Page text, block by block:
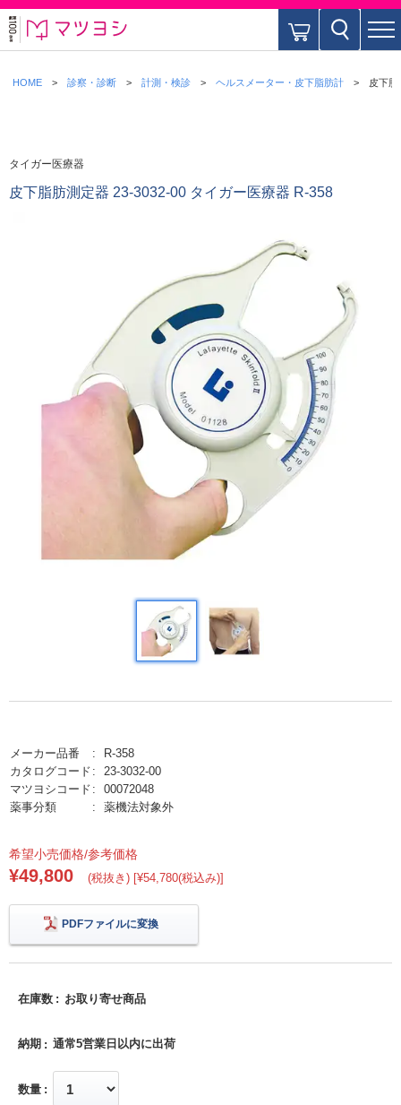
HOME 診察・診断 計測・検診 ヘルスメーター・皮下脂肪計 皮下
タイガー医療器
皮下脂肪測定器 23-3032-00 タイガー医療器 R-358
メーカー品番
R-358
カタログコード
23-3032-00
マツヨシコード
00072048
薬事分類
薬機法対象外
希望小売価格/参考価格
¥49,800 (税抜き) [¥54,780(税込み)]
PDFファイルに変換
在庫数 お取り寄せ商品
納期 通常5営業日以内に出荷
数量